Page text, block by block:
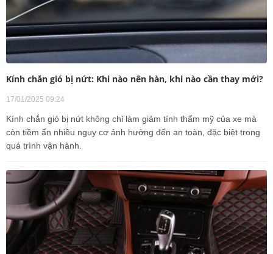
Kính chắn gió bị nứt: Khi nào nên hàn, khi nào cần thay mới?
17/01/2025 09:24
Kính chắn gió bị nứt không chỉ làm giảm tính thẩm mỹ của xe mà
còn tiềm ẩn nhiều nguy cơ ảnh hưởng đến an toàn, đặc biệt trong
quá trình vận hành.